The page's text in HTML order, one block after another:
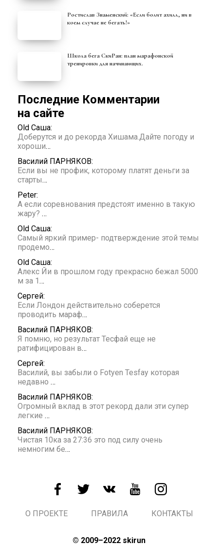
Ростислав Знаменский: «Если болит ахилл, ни в
коем случае не бегать!»
Школа бега СкиРан: план марафонской
тренировки для начинающих.
Последние Комментарии
на сайте
Old Саша:
Доберутся и до рекорда Хишама.Дайте погоду и
хороши…
Василий ПАРНЯКОВ:
Если вы не профик, которому платят деньги за
старты…
Peter:
А если соревнования предстоят именно в такую
жару? …
Old Саша:
Самый яркий пример- подтверждение этой темы
продемо…
Old Саша:
Алекс Йи в прошлом году прекрасно бежал 5000
м за 1…
Сергей:
Если Лондон действительно соберется
проводить мараф…
Василий ПАРНЯКОВ:
Я помню, но результат Тесфай еще не
ратифицирован в…
Сергей:
Василий, вы забыли о Fotyen Tesfay которая
недавно …
Василий ПАРНЯКОВ:
Огромный вклад в этот рекорд дали эти супер
легкие …
Василий ПАРНЯКОВ:
Чистая 10ка за 27:36 это под силу очень
немногим бе…
О ПРОЕКТЕ ПРАВИЛА КОНТАКТЫ
© 2009–2022 skirun